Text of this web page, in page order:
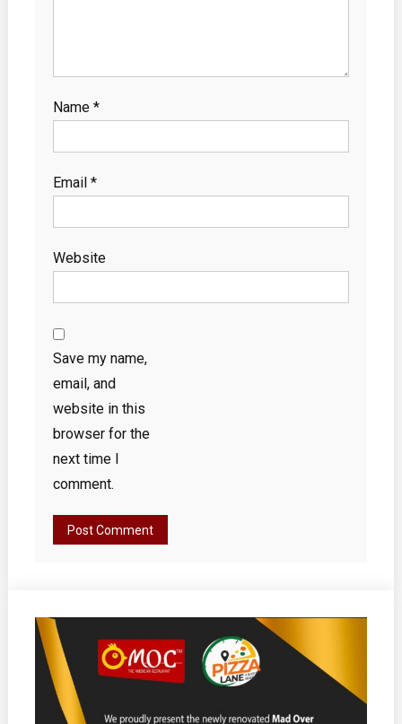
Name *
Email *
Website
Save my name,
email, and
website in this
browser for the
next time I
comment.